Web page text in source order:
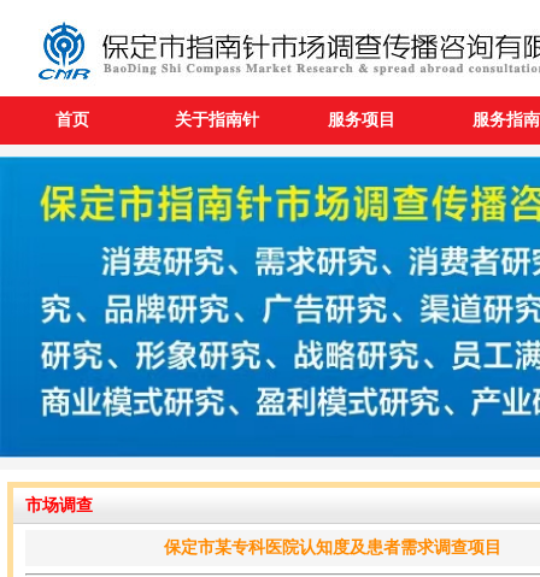
首页 关于指南针 服务项目 服务指南
市场调查
保定市某专科医院认知度及患者需求调查项目